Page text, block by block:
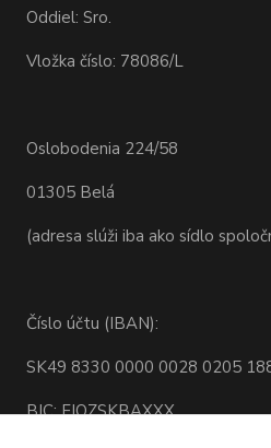
Oddiel: Sro.
Vložka číslo: 78086/L
Oslobodenia 224/58
01305 Belá
(adresa slúži iba ako sídlo
Číslo účtu (IBAN):
SK49 8330 0000 0028 0205
BIC: FIOZSKBAXXX